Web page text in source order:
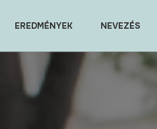
EREDMÉNYEK NEVEZÉS